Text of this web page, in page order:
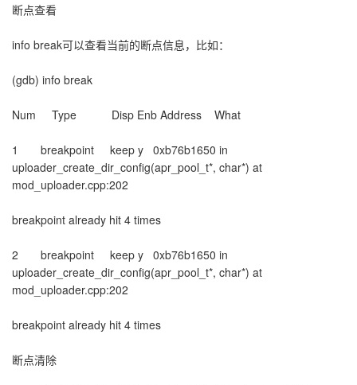
断点查看
info break可以查看当前的断点信息，比如：
(gdb) info break
Num Type Disp Enb Address What
1 breakpoint keep y 0xb76b1650 in
uploader_create_dir_config(apr_pool_t*, char*) at
mod_uploader.cpp:202
breakpoint already hit 4 times
2 breakpoint keep y 0xb76b1650 in
uploader_create_dir_config(apr_pool_t*, char*) at
mod_uploader.cpp:202
breakpoint already hit 4 times
断点清除